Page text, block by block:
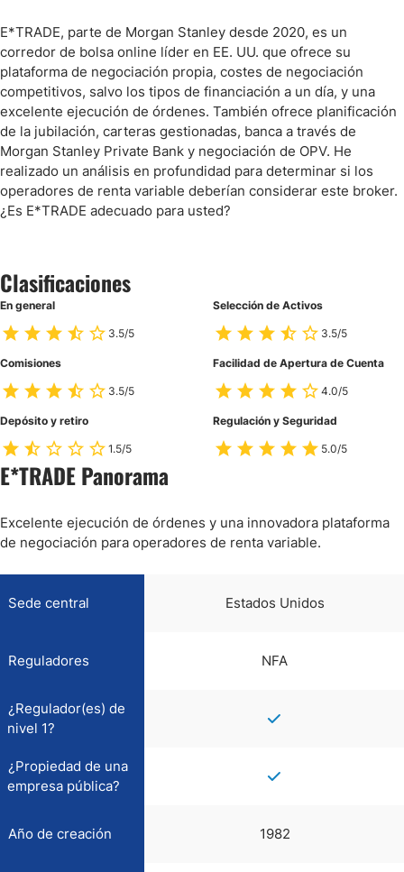
E*TRADE, parte de Morgan Stanley desde 2020, es un
corredor de bolsa online líder en EE. UU. que ofrece su
plataforma de negociación propia, costes de negociación
competitivos, salvo los tipos de financiación a un día, y una
excelente ejecución de órdenes. También ofrece planificación
de la jubilación, carteras gestionadas, banca a través de
Morgan Stanley Private Bank y negociación de OPV. He
realizado un análisis en profundidad para determinar si los
operadores de renta variable deberían considerar este broker.
¿Es E*TRADE adecuado para usted?
Clasificaciones
En general
3.5/5
Comisiones
3.5/5
Depósito y retiro
1.5/5
Selección de Activos
3.5/5
Facilidad de Apertura de Cuenta
4.0/5
Regulación y Seguridad
5.0/5
E*TRADE Panorama
Excelente ejecución de órdenes y una innovadora plataforma
de negociación para operadores de renta variable.
Sede central Estados Unidos
Reguladores NFA
¿Regulador(es) de
nivel 1?
¿Propiedad de una
empresa pública?
Año de creación 1982